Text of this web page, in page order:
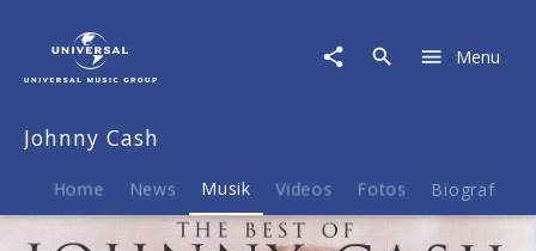
Musik
The
Menu
Johnny Cash
Home News Musik Videos Fotos Biografie